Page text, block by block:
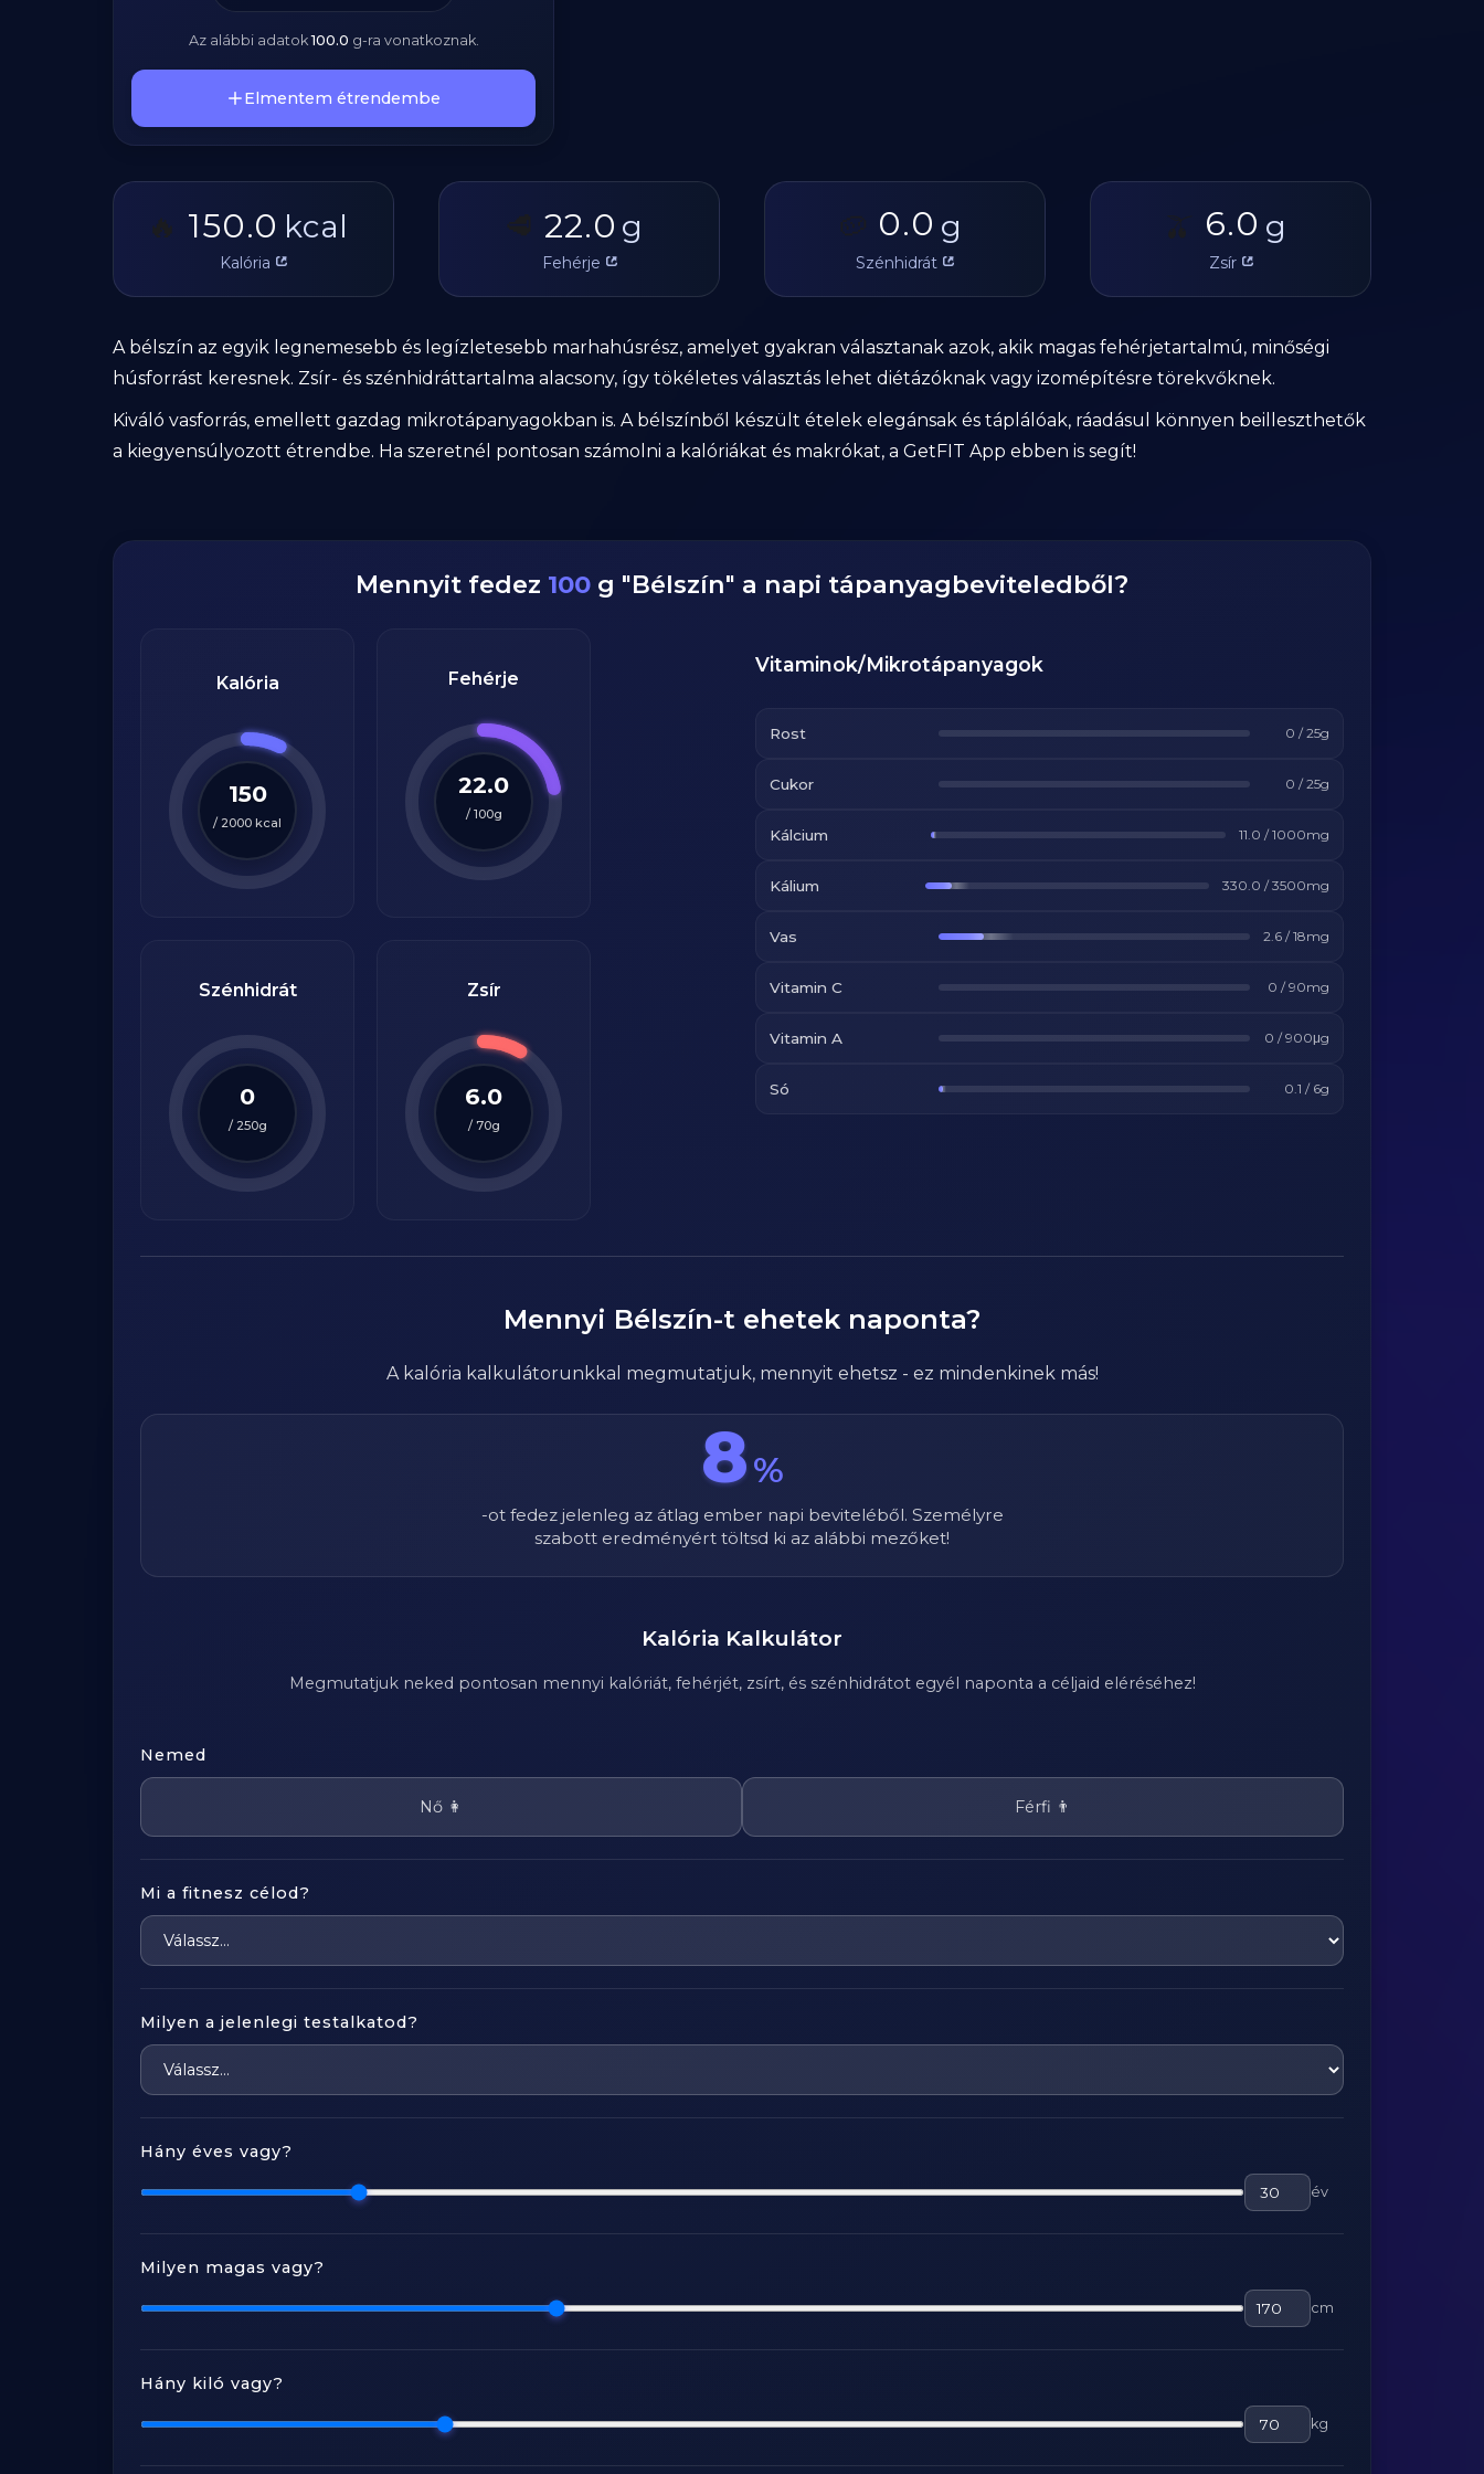
Az alábbi adatok100.0 g-ra vonatkoznak.
Elmentem étrendembe
🔥 150.0 kcal
Kalória
🥩 22.0 g
Fehérje
🥔 0.0 g
Szénhidrát
🫒 6.0 g
Zsír
A bélszín az egyik legnemesebb és legízletesebb marhahúsrész, amelyet gyakran választanak azok, akik magas fehérjetartalmú, minőségi
húsforrást keresnek. Zsír- és szénhidráttartalma alacsony, így tökéletes választás lehet diétázóknak vagy izomépítésre törekvőknek.
Kiváló vasforrás, emellett gazdag mikrotápanyagokban is. A bélszínből készült ételek elegánsak és táplálóak, ráadásul könnyen beilleszthetők
a kiegyensúlyozott étrendbe. Ha szeretnél pontosan számolni a kalóriákat és makrókat, a GetFIT App ebben is segít!
Mennyit fedez 100 g "Bélszín" a napi tápanyagbeviteledből?
Kalória
150
/ 2000 kcal
Fehérje
22.0
/100g
Szénhidrát
0
/ 250g
Zsír
6.0
/70g
Vitaminok/Mikrotápanyagok
Rost 0 /25g
Cukor 0 /25g
Kálcium 11.0 /1000mg
Kálium 330.0 /3500mg
Vas 2.6 /18mg
Vitamin C 0 /90mg
Vitamin A 0 /900μg
Só 0.1 / 6g
Mennyi Bélszín-t ehetek naponta?
A kalória kalkulátorunkkal megmutatjuk, mennyit ehetsz - ez mindenkinek más!
8%
-ot fedez jelenleg az átlag ember napi beviteléből. Személyre
szabott eredményért töltsd ki az alábbi mezőket!
Kalória Kalkulátor
Megmutatjuk neked pontosan mennyi kalóriát, fehérjét, zsírt, és szénhidrátot egyél naponta a céljaid eléréséhez!
Nemed
Nő 👩 Férfi 👨
Mi a fitnesz célod?
Milyen a jelenlegi testalkatod?
Hány éves vagy?
év
Milyen magas vagy?
cm
Hány kiló vagy?
kg